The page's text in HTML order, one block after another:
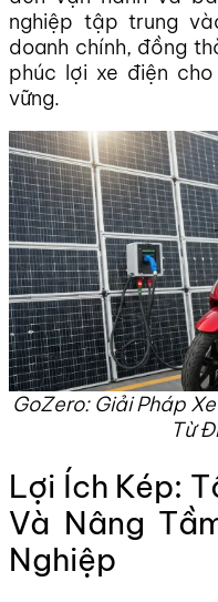
nghiệp tập trung
doanh chính, đồng
phúc lợi xe điện
vững.
GoZero: Giải Pháp
Từ
Lợi Ích Kép:
Và Nâng
Nghiệp